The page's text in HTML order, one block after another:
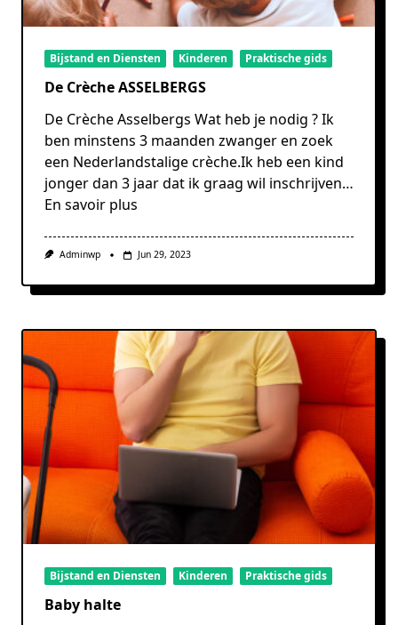
Bijstand en Diensten Kinderen Praktische gids
De Crèche ASSELBERGS
De Crèche Asselbergs Wat heb je nodig ? Ik
ben minstens 3 maanden zwanger en zoek
een Nederlandstalige crèche.Ik heb een kind
jonger dan 3 jaar dat ik graag wil inschrijven…
En savoir plus
Adminwp Jun 29, 2023
Bijstand en Diensten Kinderen Praktische gids
Baby halte